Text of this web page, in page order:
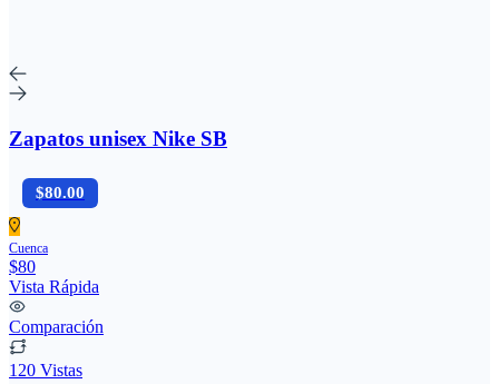
Zapatos unisex Nike SB
$80.00
Cuenca
$80
Vista Rápida
Comparación
120 Vistas